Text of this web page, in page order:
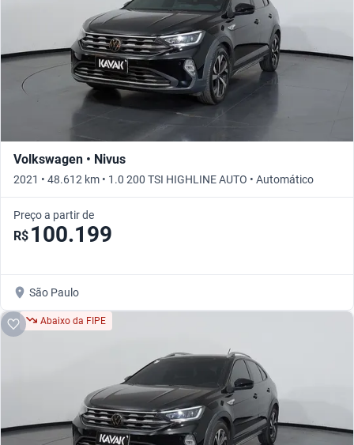
Volkswagen • Nivus
2021 • 48.612 km • 1.0 200 TSI HIGHLINE AUTO • Automático
Preço a partir de
R$ 100.199
São Paulo
Abaixo da FIPE